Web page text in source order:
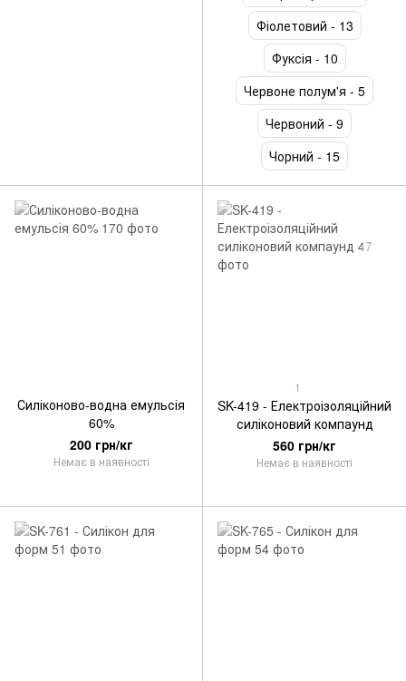
Фіолетовий - 13
Фуксія - 10
Червоне полум'я - 5
Червоний - 9
Чорний - 15
Силіконово-водна емульсія
60%
200 грн/кг
Немає в наявності
1
SK-419 - Електроізоляційний
силіконовий компаунд
560 грн/кг
Немає в наявності